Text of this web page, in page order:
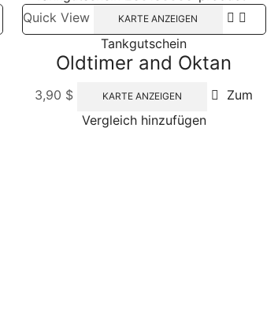
Quick View KARTE ANZEIGEN
Tankgutschein
Oldtimer and Oktan
3,90 $ KARTE ANZEIGEN
Zum
Vergleich hinzufügen